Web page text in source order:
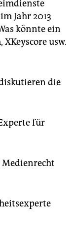
Jahr 2013
könnte ein
usw.
die
für
Medienrecht